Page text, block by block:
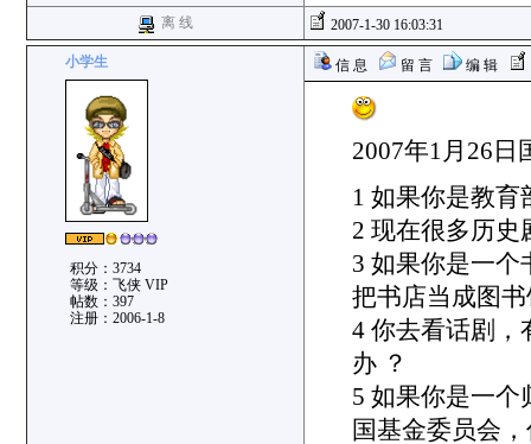
离 线 2007-1-30 16:03:31
小学生
积分：3734
等级：飞侠 VIP
帖数：397
注册：2006-1-8
信 息 留 言 编 辑
2007年1月26日
1 如果你是教
2 现在很多历史
3 如果你是一
把书店当成图
4 你去看话剧，
办 ？
5 如果你是一
国基金委员会